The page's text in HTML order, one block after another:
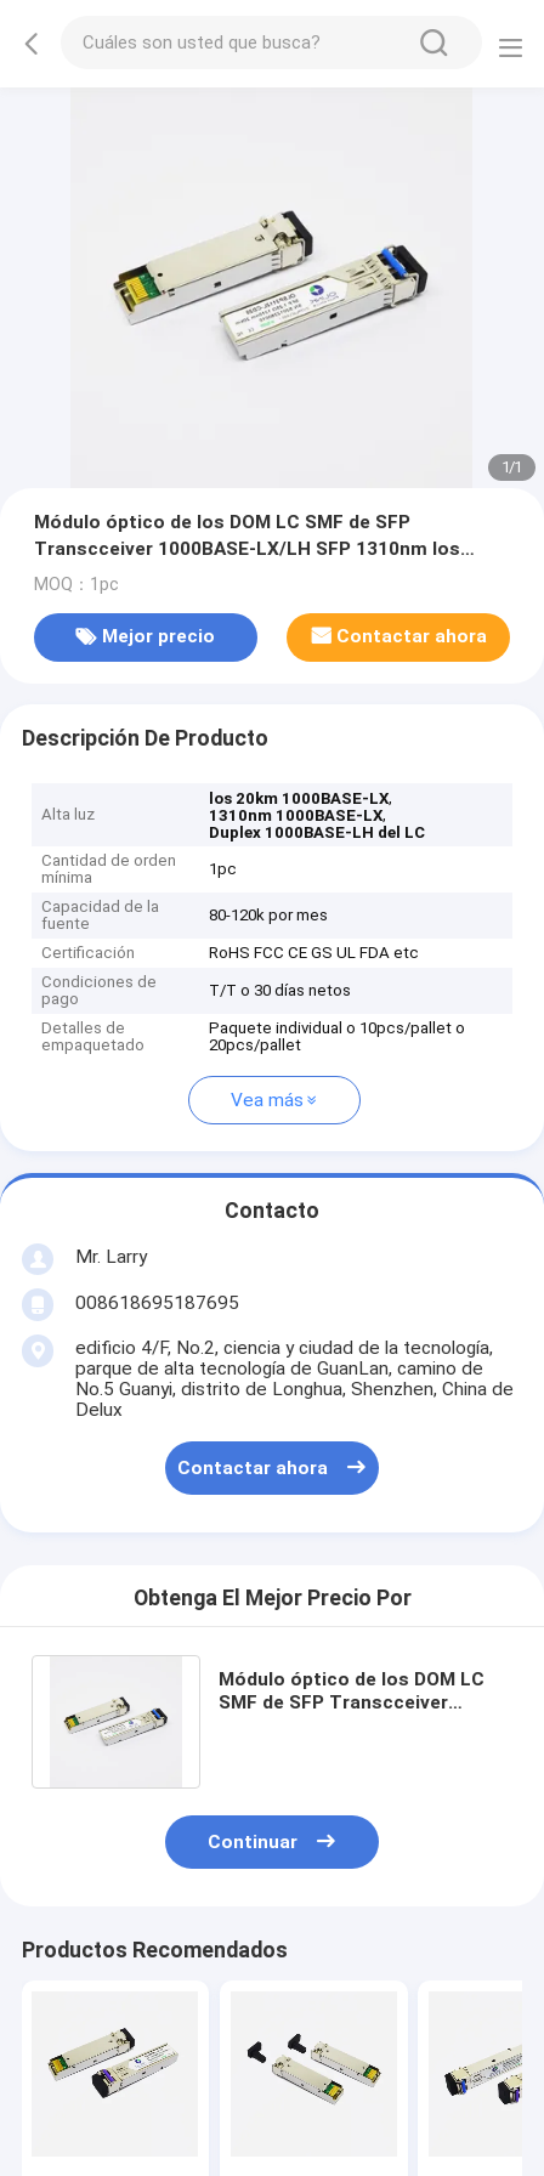
1/1
Módulo óptico de los DOM LC SMF de SFP
Transcceiver 1000BASE-LX/LH SFP 1310nm los
20km
MOQ：1pc
Mejor precio Contactar ahora
Descripción De Producto
Alta luz
los 20km 1000BASE-LX,
1310nm 1000BASE-LX,
Duplex 1000BASE-LH del LC
Cantidad de orden
mínima
1pc
Capacidad de la
fuente
80-120k por mes
Certificación
RoHS FCC CE GS UL FDA etc
Condiciones de
pago
T/T o 30 días netos
Detalles de
empaquetado
Paquete individual o 10pcs/pallet o
20pcs/pallet
Vea más
Contacto
Mr. Larry
008618695187695
edificio 4/F, No.2, ciencia y ciudad de la tecnología,
parque de alta tecnología de GuanLan, camino de
No.5 Guanyi, distrito de Longhua, Shenzhen, China de
Delux
Contactar ahora
Obtenga El Mejor Precio Por
Módulo óptico de los DOM LC
SMF de SFP Transcceiver
Continuar
Productos Recomendados